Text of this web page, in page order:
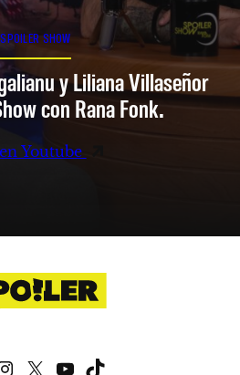
SPOILER SHOW
y Liliana Villaseñor
con Rana Fonk.
Youtube
Instagram
X YouTube